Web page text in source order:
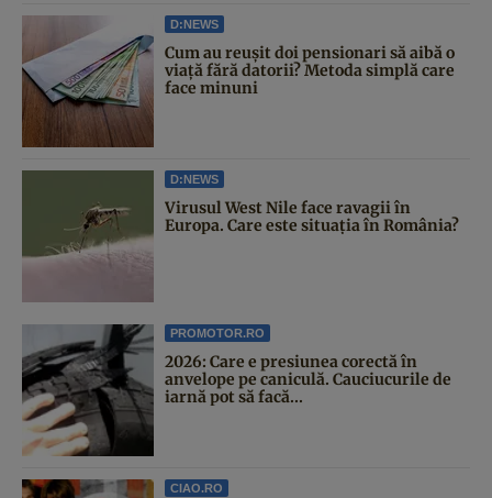
D:NEWS
Cum au reușit doi pensionari să aibă o
viață fără datorii? Metoda simplă care
face minuni
D:NEWS
Virusul West Nile face ravagii în
Europa. Care este situația în România?
PROMOTOR.RO
2026: Care e presiunea corectă în
anvelope pe caniculă. Cauciucurile de
iarnă pot să facă...
CIAO.RO